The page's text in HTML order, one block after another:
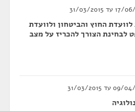
החוץ והביטחון ולוועדת
לבחינת הצורך להכריז על מצב